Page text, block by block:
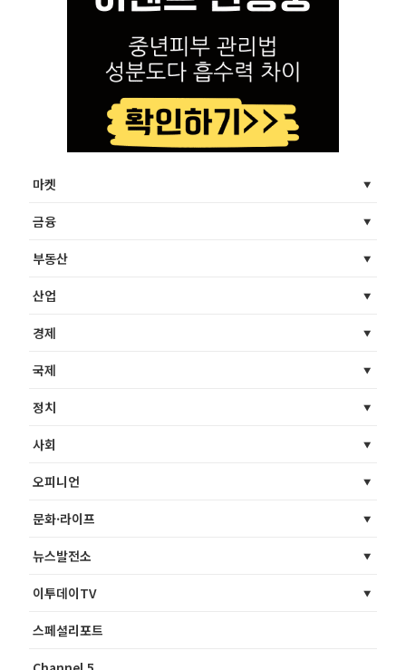
마켓
금융
부동산
산업
경제
국제
정치
사회
오피니언
문화·라이프
뉴스발전소
이투데이TV
스페셜리포트